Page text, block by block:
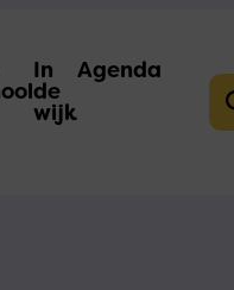
In
de
wijk
Agenda